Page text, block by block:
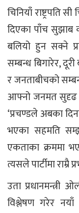
चिनियाँ राष्ट्रपति
दिएका पाँच सुझाब
बलियो हुन सक्ने
सम्बन्ध बिगारेर,
र जनताबीचको
आफ्नो जनमत सुदृढ
‘प्रचण्डले अबका
भएका सहमति
एकताका क्रममा
त्यसले पार्टीमा राम्रै
उता प्रधानमन्त्री
विश्लेषण गरेर